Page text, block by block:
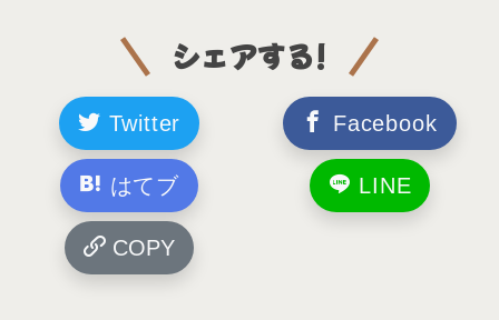
シェアする!
Twitter Facebook
はてブ LINE
COPY